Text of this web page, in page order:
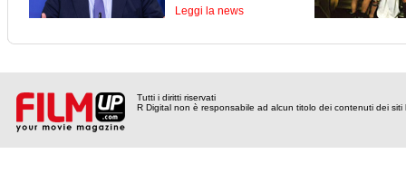
Leggi la news
Tutti i diritti riservati
R Digital non è responsabile ad alcun titolo dei contenuti dei siti